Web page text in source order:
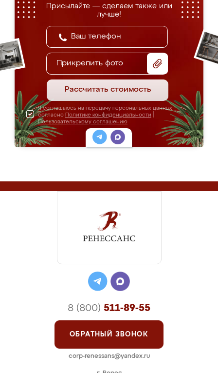
Присылайте — сделаем также или
лучше!
Прикрепить фото
Рассчитать стоимость
Я соглашаюсь на передачу персональных данных
согласно Политике конфиденциальности
Пользовательскому соглашению
8 (800) 511-89-55
ОБРАТНЫЙ ЗВОНОК
corp-renessans@yandex.ru